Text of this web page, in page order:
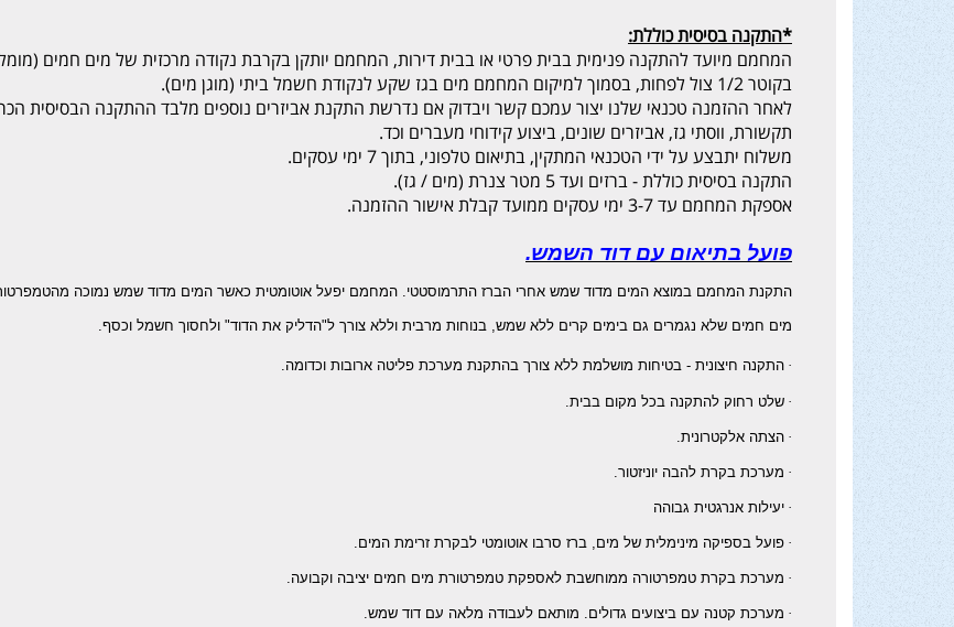
*התקנה בסיסית כוללת:
המחמם מיועד להתקנה פנימית בבית פרטי או בבית דירות, המחמם יותקן בקרבת נקודה מרכזית של מים חמים
בקוטר 1/2 צול לפחות, בסמוך למיקום המחמם מים בגז שקע לנקודת חשמל ביתי (מוגן מים).
לאחר ההזמנה טכנאי שלנו יצור עמכם קשר ויבדוק אם נדרשת התקנת אביזרים נוספים מלבד ההתקנה הבסיסית
תקשורת, ווסתי גז, אביזרים שונים, ביצוע קידוחי מעברים וכד.
משלוח יתבצע על ידי הטכנאי המתקין, בתיאום טלפוני, בתוך 7 ימי עסקים.
התקנה בסיסית כוללת - ברזים ועד 5 מטר צנרת (מים / גז).
אספקת המחמם עד 3-7 ימי עסקים ממועד קבלת אישור ההזמנה.
פועל בתיאום עם דוד השמש.
התקנת המחמם במוצא המים מדוד שמש אחרי הברז התרמוסטטי. המחמם יפעל אוטומטית כאשר המים מדוד שמש נמוכה מהטמפרטורה
מים חמים שלא נגמרים גם בימים קרים ללא שמש, בנוחות מרבית וללא צורך ל"הדליק את הדוד" ולחסוך חשמל וכסף.
· התקנה חיצונית - בטיחות מושלמת ללא צורך בהתקנת מערכת פליטה ארובות וכדומה.
· שלט רחוק להתקנה בכל מקום בבית.
· הצתה אלקטרונית.
· מערכת בקרת להבה יוניזטור.
· יעילות אנרגטית גבוהה
· פועל בספיקה מינימלית של מים, ברז סרבו אוטומטי לבקרת זרימת המים.
· מערכת בקרת טמפרטורה ממוחשבת לאספקת טמפרטורת מים חמים יציבה וקבועה.
· מערכת קטנה עם ביצועים גדולים. מותאם לעבודה מלאה עם דוד שמש.